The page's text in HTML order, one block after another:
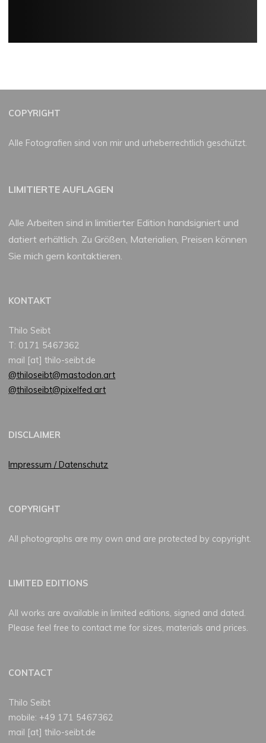
COPYRIGHT
Alle Fotografien sind von mir und urheberrechtlich geschützt.
LIMITIERTE AUFLAGEN
Alle Arbeiten sind in limitierter Edition handsigniert und
datiert erhältlich. Zu Größen, Materialien, Preisen können
Sie mich gern kontaktieren.
KONTAKT
Thilo Seibt
T: 0171 5467362
mail [at] thilo-seibt.de
@thiloseibt@mastodon.art
@thiloseibt@pixelfed.art
DISCLAIMER
Impressum / Datenschutz
COPYRIGHT
All photographs are my own and are protected by copyright.
LIMITED EDITIONS
All works are available in limited editions, signed and dated.
Please feel free to contact me for sizes, materials and prices.
CONTACT
Thilo Seibt
mobile: +49 171 5467362
mail [at] thilo-seibt.de